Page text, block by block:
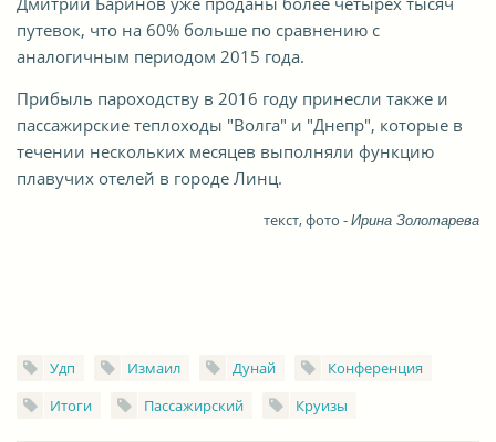
путевок, что на 60% больше по сравнению с
аналогичным периодом 2015 года.
Прибыль пароходству в 2016 году принесли также и
пассажирские теплоходы "Волга" и "Днепр", которые в
течении нескольких месяцев выполняли функцию
плавучих отелей в городе Линц.
текст, фото - Ирина Золотарева
Удп Измаил Дунай
Конференция
Итоги
Пассажирский Круизы